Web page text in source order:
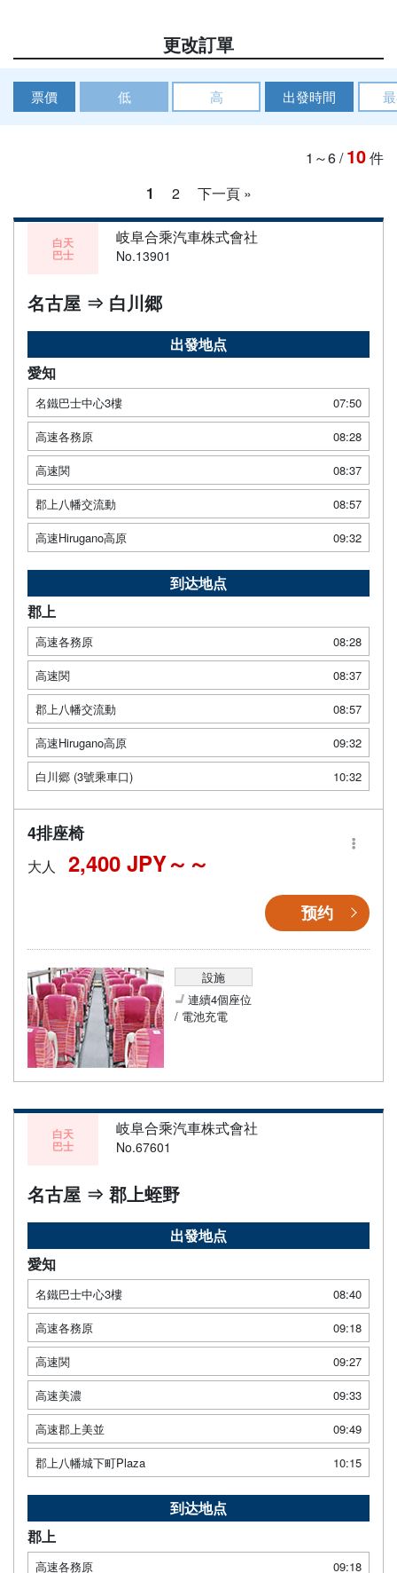
更改訂單
票價 低 高 出發時間
1～6/10件
1
2 下一頁 »
白天
巴士
岐阜合乘汽車株式會社
No.13901
名古屋 ⇒ 白川郷
出發地点
愛知
名鐵巴士中心3樓
07:50
高速各務原
08:28
高速関
08:37
郡上八幡交流動
08:57
高速Hirugano高原
09:32
到达地点
郡上
高速各務原
08:28
高速関
08:37
郡上八幡交流動
08:57
高速Hirugano高原
09:32
白川郷 (3號乘車口)
10:32
4排座椅
大人 2,400 JPY～
预约
設施
連續4個座位
/ 電池充電
白天
巴士
岐阜合乘汽車株式會社
No.67601
名古屋 ⇒ 郡上蛭野
出發地点
愛知
名鐵巴士中心3樓
08:40
高速各務原
09:18
高速関
09:27
高速美濃
09:33
高速郡上美並
09:49
郡上八幡城下町Plaza
10:15
到达地点
郡上
高速各務原 09:18